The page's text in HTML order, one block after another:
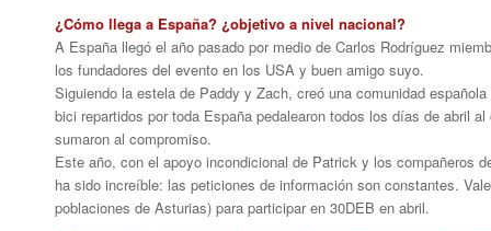
¿Cómo llega a España? ¿objetivo a nivel nacional?
A España llegó el año pasado por medio de Carlos Rodríguez
los fundadores del evento en los USA y buen amigo suyo.
Siguiendo la estela de Paddy y Zach, creó una comunidad
bici repartidos por toda España pedalearon todos los días de abril
sumaron al compromiso.
Este año, con el apoyo incondicional de Patrick y los compañeros
ha sido increíble: las peticiones de información son constantes.
poblaciones de Asturias) para participar en 30DEB en abril.